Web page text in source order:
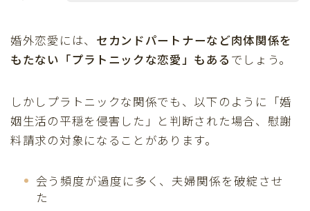
Follow Me
婚外恋愛には、 セカンドパートナーなど肉体関係を
もたない「プラトニックな恋愛」もある でしょう。
しかしプラトニックな関係でも、以下のように「婚
姻生活の平穏を侵害した」と判断された場合、慰謝
料請求の対象になることがあります。
会う頻度が過度に多く、夫婦関係を破綻させ
た